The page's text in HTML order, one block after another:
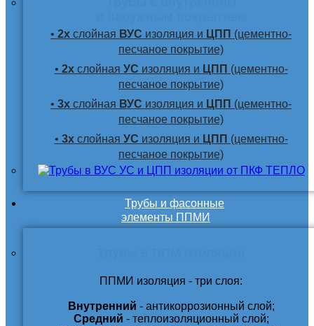
• 2х слойная ВУС изоляция и ЦПП (цементно-
песчаное покрытие)
• 2хслойная УС изоляция и ЦПП (цементно-
песчаное покрытие)
• 3х слойная ВУС изоляция и ЦПП (цементно-
песчаное покрытие)
• 3хслойная УС изоляция и ЦПП (цементно-
песчаное покрытие)
Трубы и фасонные
элементы ППМИ
ППМИ изоляция - три слоя:
Внутренний - антикоррозионный слой;
Средний - теплоизоляционный слой;